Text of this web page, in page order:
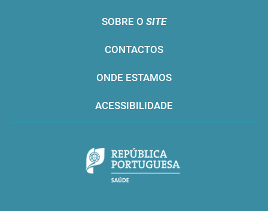
SOBRE O SITE
CONTACTOS
ONDE ESTAMOS
ACESSIBILIDADE